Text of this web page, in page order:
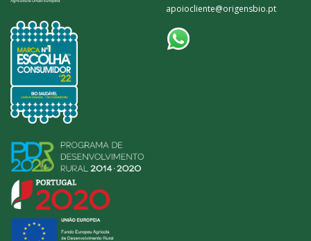
apoiocliente@origensbio.pt